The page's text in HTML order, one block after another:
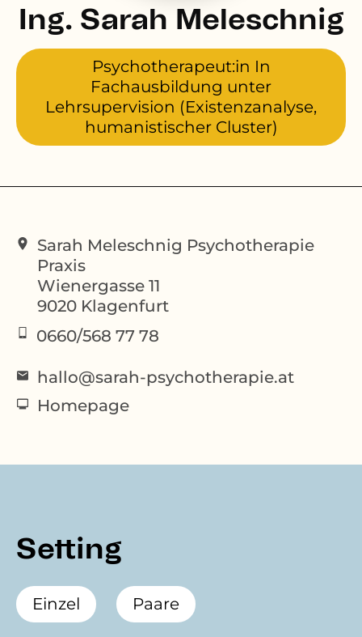
Ing. Sarah Meleschnig
Psychotherapeut:in In
Fachausbildung unter
Lehrsupervision (Existenzanalyse,
humanistischer Cluster)
Sarah Meleschnig Psychotherapie
Praxis
Wienergasse 11
9020 Klagenfurt
0660/568 77 78
hallo@sarah-psychotherapie.at
Homepage
Setting
Einzel Paare